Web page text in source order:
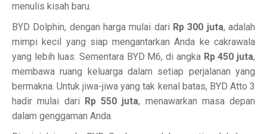
menulis kisah baru.
BYD Dolphin, dengan harga mulai dari Rp 300 juta, adalah
mimpi kecil yang siap mengantarkan Anda ke cakrawala
yang lebih luas. Sementara BYD M6, di angka Rp 450 juta,
membawa ruang keluarga dalam setiap perjalanan yang
bermakna. Untuk jiwa-jiwa yang tak kenal batas, BYD Atto 3
hadir mulai dari Rp 550 juta, menawarkan masa depan
dalam genggaman Anda.